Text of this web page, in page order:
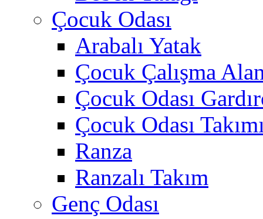
Çocuk Odası
Arabalı Yatak
Çocuk Çalışma
Çocuk Odası
Çocuk Odası
Ranza
Ranzalı Takım
Genç Odası